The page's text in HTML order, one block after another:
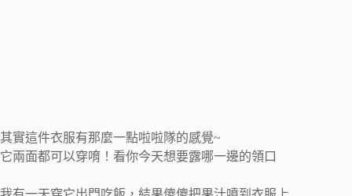
​​​​​​​其實這件衣服有那麼一點啦啦隊的感覺~
它兩面都可以穿唷！看你今天想要露哪一邊的領口